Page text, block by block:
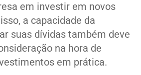
em investir em novos
a capacidade da
suas dívidas também deve
na hora de
em prática.